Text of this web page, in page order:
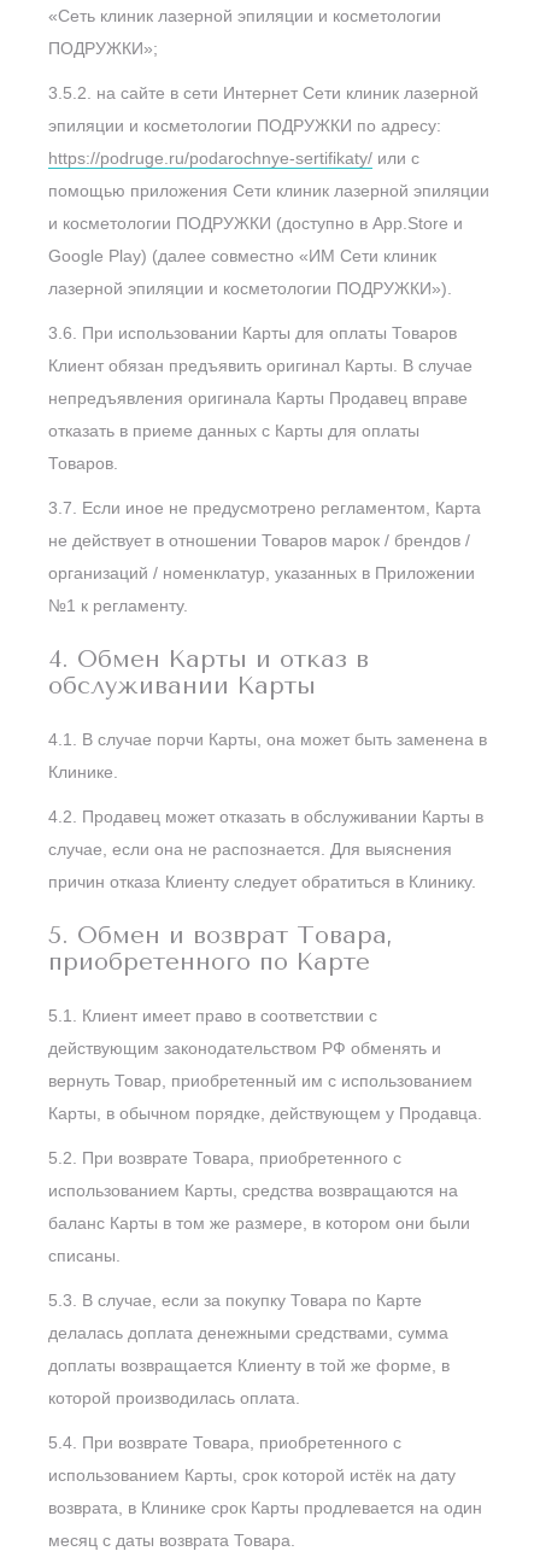
«Сеть клиник лазерной эпиляции и косметологии
ПОДРУЖКИ»;
3.5.2. на сайте в сети Интернет Сети клиник лазерной
эпиляции и косметологии ПОДРУЖКИ по адресу:
https://podruge.ru/podarochnye-sertifikaty/ или с
помощью приложения Сети клиник лазерной эпиляции
и косметологии ПОДРУЖКИ (доступно в App.Store и
Google Play) (далее совместно «ИМ Сети клиник
лазерной эпиляции и косметологии ПОДРУЖКИ»).
3.6. При использовании Карты для оплаты Товаров
Клиент обязан предъявить оригинал Карты. В случае
непредъявления оригинала Карты Продавец вправе
отказать в приеме данных с Карты для оплаты
Товаров.
3.7. Если иное не предусмотрено регламентом, Карта
не действует в отношении Товаров марок / брендов /
организаций / номенклатур, указанных в Приложении
№1 к регламенту.
4. Обмен Карты и отказ в
обслуживании Карты
4.1. В случае порчи Карты, она может быть заменена в
Клинике.
4.2. Продавец может отказать в обслуживании Карты в
случае, если она не распознается. Для выяснения
причин отказа Клиенту следует обратиться в Клинику.
5. Обмен и возврат Товара,
приобретенного по Карте
5.1. Клиент имеет право в соответствии с
действующим законодательством РФ обменять и
вернуть Товар, приобретенный им с использованием
Карты, в обычном порядке, действующем у Продавца.
5.2. При возврате Товара, приобретенного с
использованием Карты, средства возвращаются на
баланс Карты в том же размере, в котором они были
списаны.
5.3. В случае, если за покупку Товара по Карте
делалась доплата денежными средствами, сумма
доплаты возвращается Клиенту в той же форме, в
которой производилась оплата.
5.4. При возврате Товара, приобретенного с
использованием Карты, срок которой истёк на дату
возврата, в Клинике срок Карты продлевается на один
месяц с даты возврата Товара.